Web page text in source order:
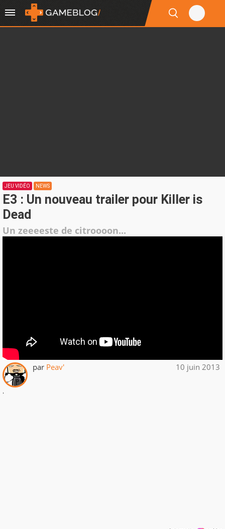
JEU VIDÉO NEWS
E3 : Un nouveau trailer pour Killer is
Dead
Un zeeeeste de citroooon...
par Peav' 10 juin 2013
.